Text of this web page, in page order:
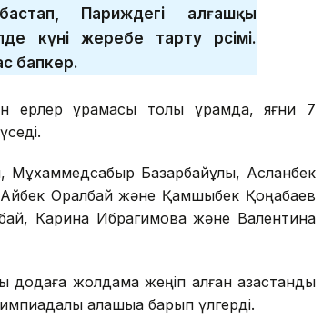
Париждегі алғашқы
күні жеребе тарту рәсімі.
бапкер.
құрамасы толық құрамда, яғни 7
Базарбайұлы, Асланбек
Оралбай және Қамшыбек Қоңқабаев
Карина Ибрагимова және Валентина
додаға жолдама жеңіп алған қазақстандық
қалашыққа барып үлгерді.